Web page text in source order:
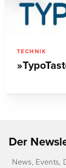
TECHNIK
Der
News, Events,